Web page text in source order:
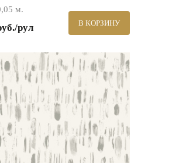
м.
рул В КОРЗИНУ